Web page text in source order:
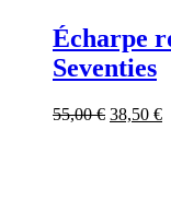
Écharpe
Seventies
55,00€ 38,50 €